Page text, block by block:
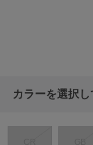
カラーを選択